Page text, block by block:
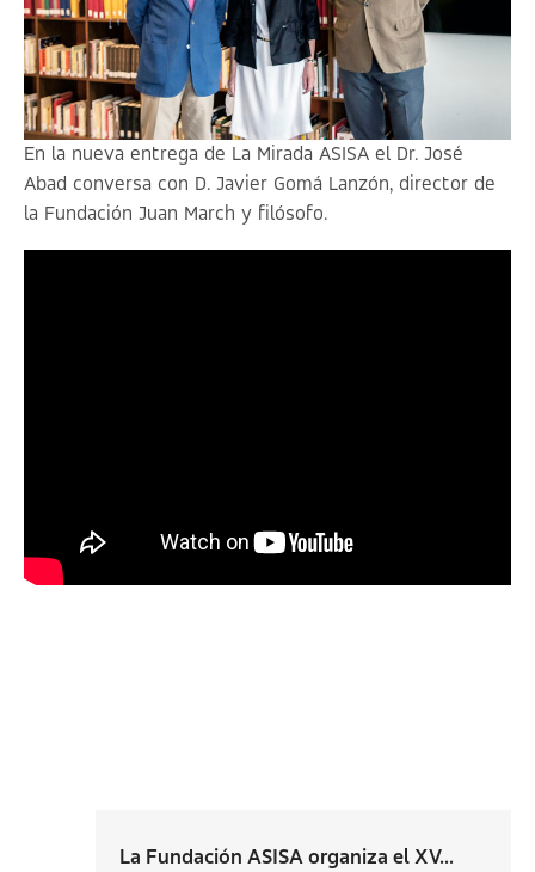
En la nueva entrega de La Mirada ASISA el Dr. José
Abad conversa con D. Javier Gomá Lanzón, director de
la Fundación Juan March y filósofo.
La Fundación ASISA organiza el XV...